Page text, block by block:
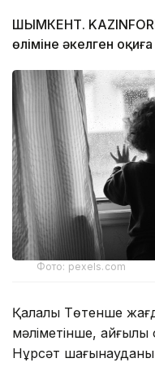
ШЫМКЕНТ.
өліміне әкелген оқиға
Фото: pexels.com
Қалалық Төтенше
мәліметінше,
Нұрсәт